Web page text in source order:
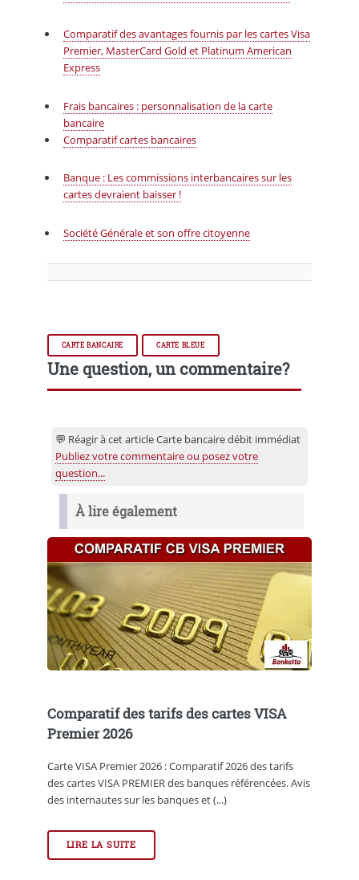
Comparatif des avantages fournis par les cartes Visa
Premier, MasterCard Gold et Platinum American
Express
Frais bancaires : personnalisation de la carte
bancaire
Comparatif cartes bancaires
Banque : Les commissions interbancaires sur les
cartes devraient baisser !
Société Générale et son offre citoyenne
CARTE BANCAIRE CARTE BLEUE
Une question, un commentaire?
💬 Réagir à cet article Carte bancaire débit immédiat
Publiez votre commentaire ou posez votre
question...
À lire également
Comparatif des tarifs des cartes VISA
Premier 2026
Carte VISA Premier 2026 : Comparatif 2026 des tarifs
des cartes VISA PREMIER des banques référencées. Avis
des internautes sur les banques et (...)
LIRE LA SUITE